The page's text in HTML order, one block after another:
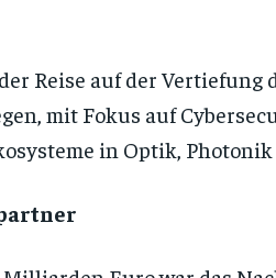
Reise auf der Vertiefung
mit Fokus auf
in Optik,